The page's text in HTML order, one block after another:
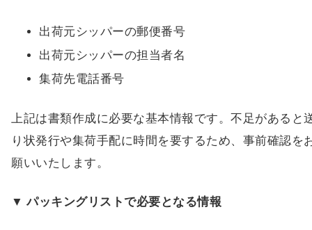
出荷元シッパーの郵便番号
出荷元シッパーの担当者名
集荷先電話番号
上記は書類作成に必要な基本情報です。不足があると
り状発行や集荷手配に時間を要するため、事前確認を
願いいたします。
▼ パッキングリストで必要となる情報